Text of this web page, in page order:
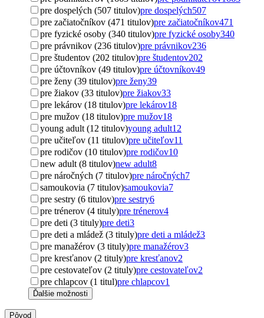
pre dospelých (507 titulov)pre dospelých507
pre začiatočníkov (471 titulov)pre začiatočníkov471
pre fyzické osoby (340 titulov)pre fyzické osoby340
pre právnikov (236 titulov)pre právnikov236
pre študentov (202 titulov)pre študentov202
pre účtovníkov (49 titulov)pre účtovníkov49
pre ženy (39 titulov)pre ženy39
pre žiakov (33 titulov)pre žiakov33
pre lekárov (18 titulov)pre lekárov18
pre mužov (18 titulov)pre mužov18
young adult (12 titulov)young adult12
pre učiteľov (11 titulov)pre učiteľov11
pre rodičov (10 titulov)pre rodičov10
new adult (8 titulov)new adult8
pre náročných (7 titulov)pre náročných7
samoukovia (7 titulov)samoukovia7
pre sestry (6 titulov)pre sestry6
pre trénerov (4 tituly)pre trénerov4
pre deti (3 tituly)pre deti3
pre deti a mládež (3 tituly)pre deti a mládež3
pre manažérov (3 tituly)pre manažérov3
pre kresťanov (2 tituly)pre kresťanov2
pre cestovateľov (2 tituly)pre cestovateľov2
pre chlapcov (1 titul)pre chlapcov1
Ďalšie možnosti
Pôvod